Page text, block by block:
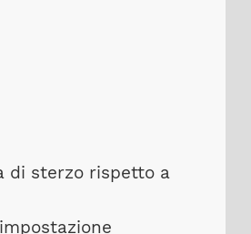
di sterzo rispetto a